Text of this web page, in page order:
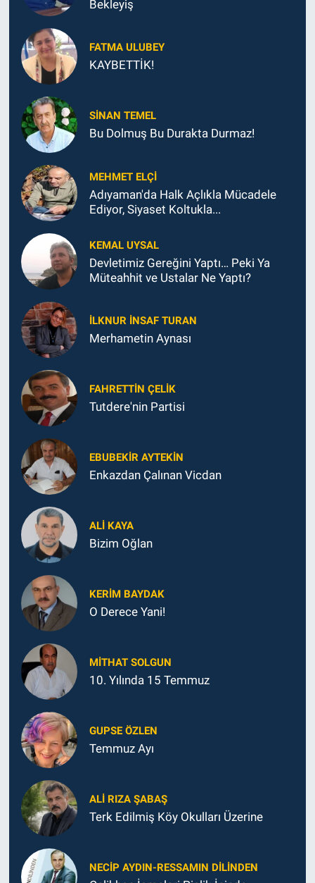
Bekleyiş
FATMA ULUBEY
KAYBETTİK!
SINAN TEMEL
Bu Dolmuş Bu Durakta Durmaz!
MEHMET ELÇI
Adıyaman'da Halk Açlıkla Mücadele
Ediyor, Siyaset Koltukla...
KEMAL UYSAL
Devletimiz Gereğini Yaptı… Peki Ya
Müteahhit ve Ustalar Ne Yaptı?
İLKNUR İNSAF TURAN
Merhametin Aynası
FAHRETTIN ÇELİK
Tutdere'nin Partisi
EBUBEKIR AYTEKIN
Enkazdan Çalınan Vicdan
ALI KAYA
Bizim Oğlan
KERIM BAYDAK
O Derece Yani!
MITHAT SOLGUN
10. Yılında 15 Temmuz
GUPSE ÖZLEN
Temmuz Ayı
ALI RIZA ŞABAŞ
Terk Edilmiş Köy Okulları Üzerine
NECIP AYDIN-RESSAMIN DILINDEN